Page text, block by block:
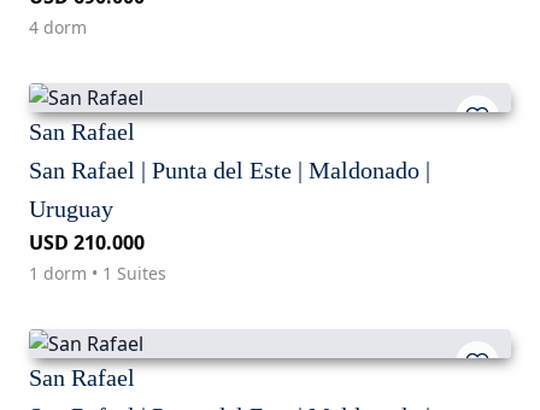
4 dorm
San Rafael
San Rafael | Punta del Este | Maldonado |
Uruguay
USD 210.000
1 dorm • 1 Suites
San Rafael